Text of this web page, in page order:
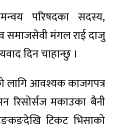
परिषदका सदस्य,
समाजसेवी मंगल राई दाजु
दिन चाहान्छु ।
लागि आवश्यक काजगपत्र
रिसोर्सज मकाउका बैनी
टिकट भिसाको